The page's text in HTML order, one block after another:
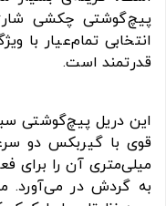
انتخابی تمام‌عیار با
قدرتمند است.
این دریل پیچ‌گوشتی
میلی‌متری آن را برای
به گردش در می‌‌آورد.